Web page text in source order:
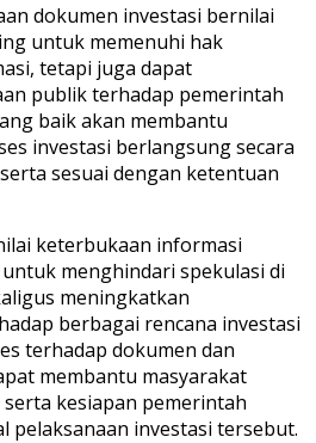
dokumen investasi bernilai
untuk memenuhi hak
tetapi juga dapat
publik terhadap pemerintah
baik akan membantu
investasi berlangsung secara
sesuai dengan ketentuan
keterbukaan informasi
menghindari spekulasi di
meningkatkan
berbagai rencana investasi
terhadap dokumen dan
membantu masyarakat
kesiapan pemerintah
pelaksanaan investasi tersebut.